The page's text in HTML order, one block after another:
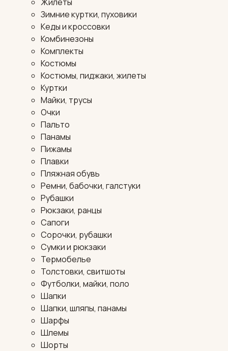
Зимние куртки, пуховики
Кеды и кроссовки
Комбинезоны
Комплекты
Костюмы
Костюмы, пиджаки, жилеты
Куртки
Майки, трусы
Очки
Пальто
Панамы
Пижамы
Плавки
Пляжная обувь
Ремни, бабочки, галстуки
Рубашки
Рюкзаки, ранцы
Сапоги
Сорочки, рубашки
Сумки и рюкзаки
Термобелье
Толстовки, свитшоты
Футболки, майки, поло
Шапки
Шапки, шляпы, панамы
Шарфы
Шлемы
Шорты